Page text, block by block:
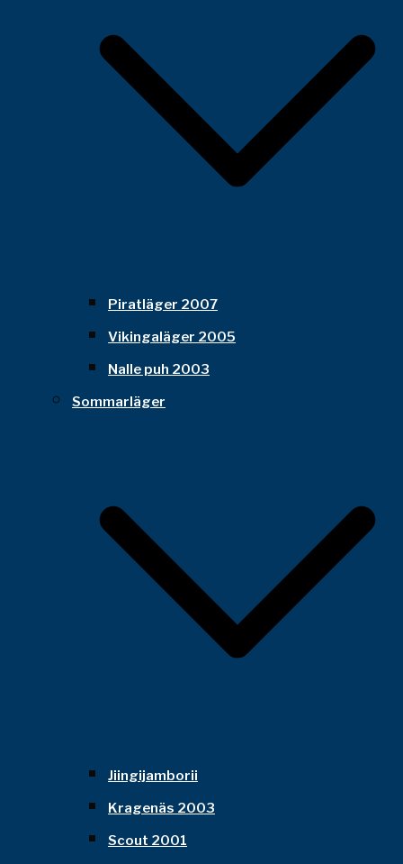
Piratläger 2007
Vikingaläger 2005
Nalle puh 2003
Sommarläger
Jiingijamborii
Kragenäs 2003
Scout 2001